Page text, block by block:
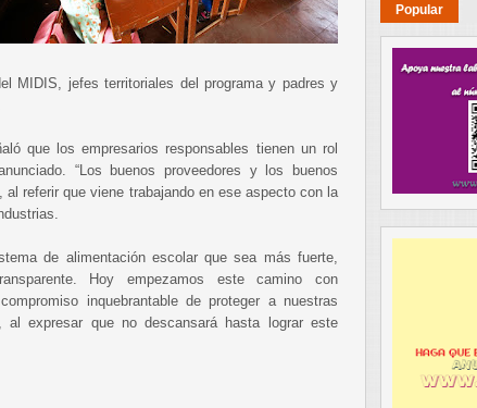
MIDIS, jefes territoriales del programa y padres y
que los empresarios responsables tienen un rol
“Los buenos proveedores y los buenos
al referir que viene trabajando en ese aspecto con la
de alimentación escolar que sea más fuerte,
Hoy empezamos este camino con
inquebrantable de proteger a nuestras
al expresar que no descansará hasta lograr este
Popular